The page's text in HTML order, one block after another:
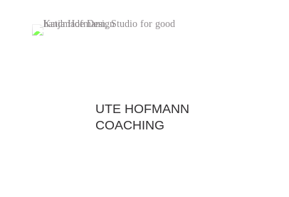
UTE HOFMANN
COACHING